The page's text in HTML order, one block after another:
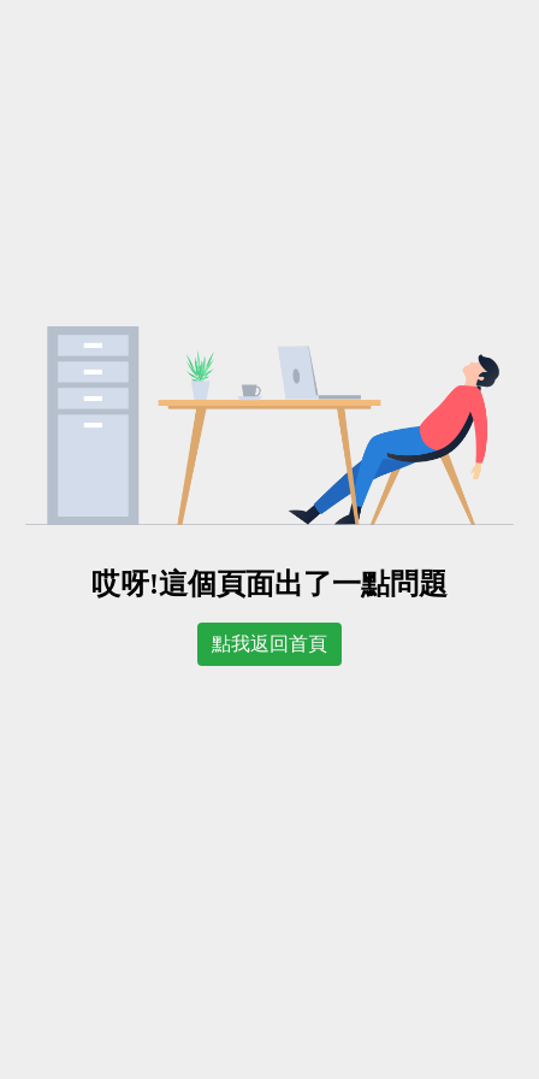
哎呀!這個頁面出了一點問題
點我返回首頁